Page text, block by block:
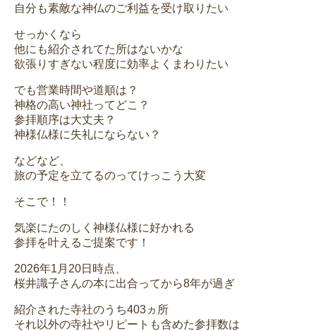
自分も素敵な神仏のご利益を受け取りたい
せっかくなら
他にも紹介されてた所はないかな
欲張りすぎない程度に効率よくまわりたい
でも営業時間や道順は？
神格の高い神社ってどこ？
参拝順序は大丈夫？
神様仏様に失礼にならない？
などなど、
旅の予定を立てるのってけっこう大変
そこで！！
気楽にたのしく神様仏様に好かれる
参拝を叶えるご提案です！
2026年1月20日時点、
桜井識子さんの本に出合ってから8年が過ぎ
紹介された寺社のうち403ヵ所
それ以外の寺社やリピートも含めた参拝数は